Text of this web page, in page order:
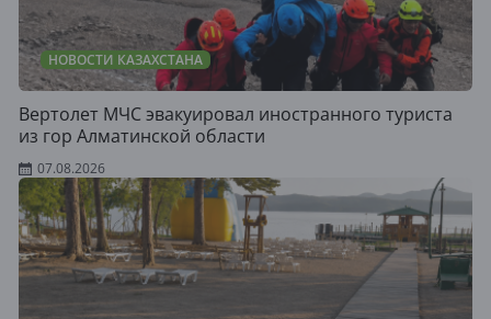
НОВОСТИ КАЗАХСТАНА
Вертолет МЧС эвакуировал иностранного туриста
из гор Алматинской области
07.08.2026